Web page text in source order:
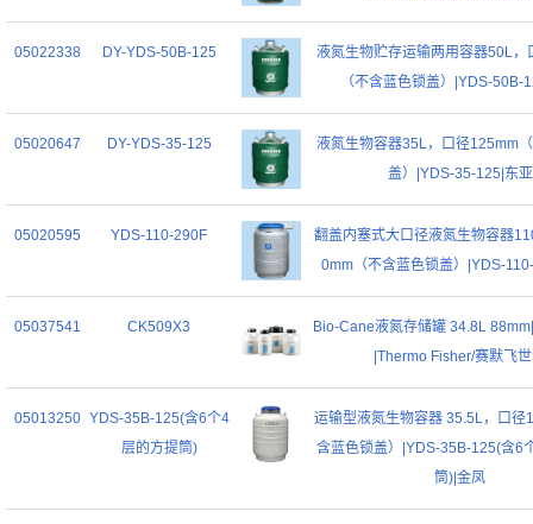
05022338 DY-YDS-50B-125
液氮生物贮存运输两用容器50L，
（不含蓝色锁盖）|YDS-50B-
05020647 DY-YDS-35-125
液氮生物容器35L，口径125mm
盖）|YDS-35-125|东亚
05020595 YDS-110-290F
翻盖内塞式大口径液氮生物容器
0mm（不含蓝色锁盖）|YDS-
05037541 CK509X3
Bio-Cane液氮存储罐 34.8L
|Thermo Fisher/赛默飞
05013250 YDS-35B-125(含6个4
层的方提筒)
运输型液氮生物容器 35.5L，口径
含蓝色锁盖）|YDS-35B-125(含6
筒)|金凤